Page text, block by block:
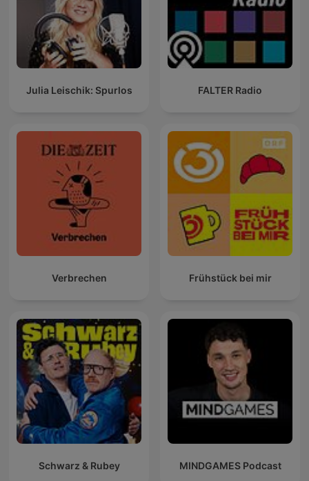
Julia Leischik: Spurlos FALTER Radio
Verbrechen Frühstück bei mir
Schwarz & Rubey MINDGAMES Podcast